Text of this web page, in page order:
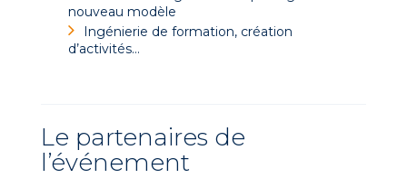
nouveau modèle
Ingénierie de formation, création
d’activités…
Le partenaires de
l’événement